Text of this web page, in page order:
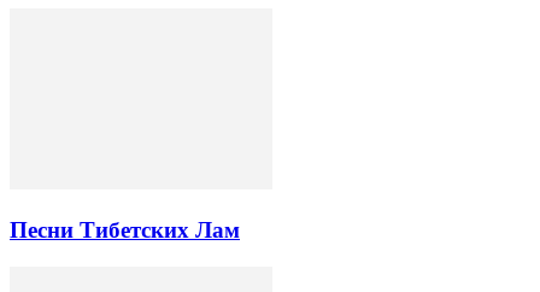
Песни Тибетских Лам